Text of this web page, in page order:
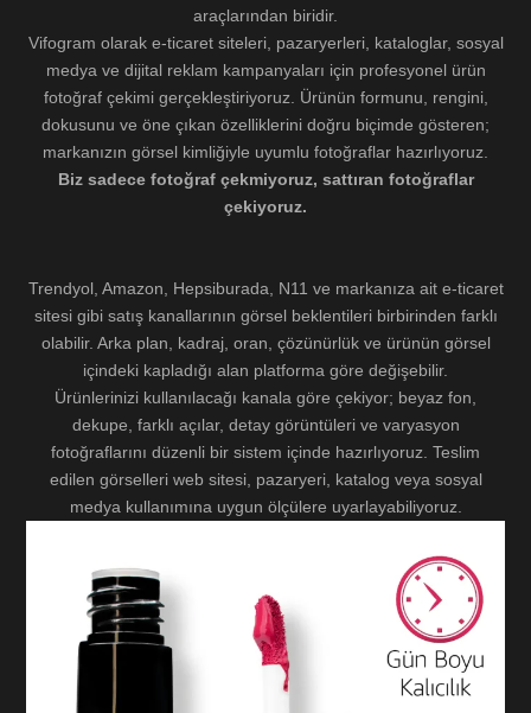
araçlarından biridir.
Vifogram olarak e-ticaret siteleri, pazaryerleri, kataloglar, sosyal
medya ve dijital reklam kampanyaları için profesyonel ürün
fotoğraf çekimi gerçekleştiriyoruz. Ürünün formunu, rengini,
dokusunu ve öne çıkan özelliklerini doğru biçimde gösteren;
markanızın görsel kimliğiyle uyumlu fotoğraflar hazırlıyoruz.
Biz sadece fotoğraf çekmiyoruz, sattıran fotoğraflar
çekiyoruz.
Trendyol, Amazon, Hepsiburada, N11 ve markanıza ait e-ticaret
sitesi gibi satış kanallarının görsel beklentileri birbirinden farklı
olabilir. Arka plan, kadraj, oran, çözünürlük ve ürünün görsel
içindeki kapladığı alan platforma göre değişebilir.
Ürünlerinizi kullanılacağı kanala göre çekiyor; beyaz fon,
dekupe, farklı açılar, detay görüntüleri ve varyasyon
fotoğraflarını düzenli bir sistem içinde hazırlıyoruz. Teslim
edilen görselleri web sitesi, pazaryeri, katalog veya sosyal
medya kullanımına uygun ölçülere uyarlayabiliyoruz.